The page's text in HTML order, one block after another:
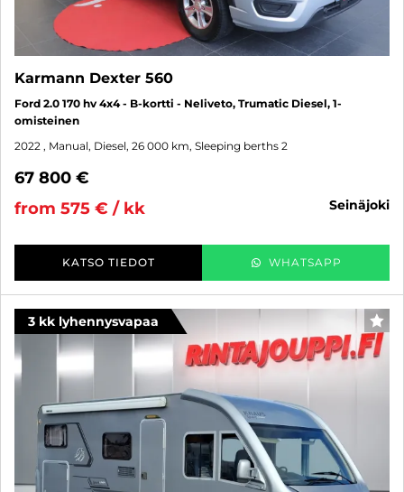
Karmann Dexter 560
Ford 2.0 170 hv 4x4 - B-kortti - Neliveto, Trumatic Diesel, 1-
omisteinen
2022 , Manual, Diesel, 26 000 km, Sleeping berths 2
67 800 €
from 575 € / kk
seinäjoki
KATSO TIEDOT WHATSAPP
3 kk lyhennysvapaa